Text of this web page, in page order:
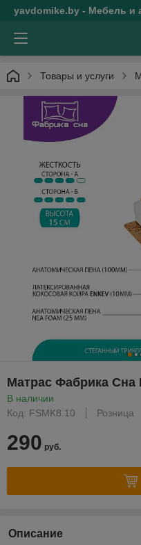
yavdomike.by - Мебель и
Товары и услуги
Матрас Фабрика Сна
В наличии
Код: FSMK8.10
Розница
290 руб.
Описание